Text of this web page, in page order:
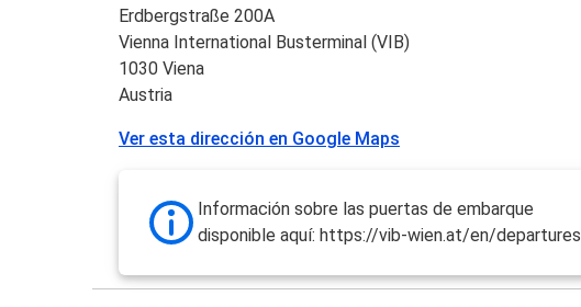
Erdbergstraße 200A
Vienna International Busterminal (VIB)
1030 Viena
Austria
Ver esta dirección en Google Maps
Información sobre las puertas de embarque
disponible aquí: https://vib-wien.at/en/departures